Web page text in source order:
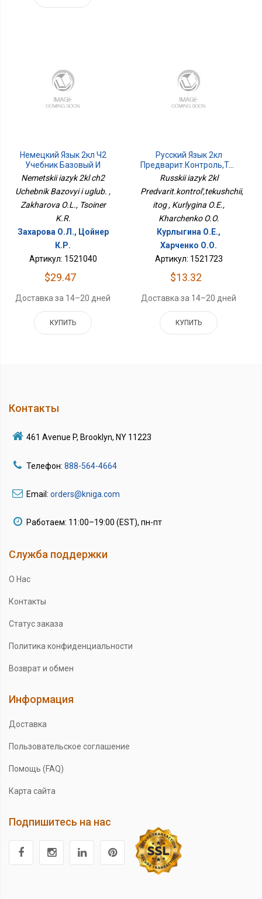
Немецкий Язык 2кл Ч2
Учебник Базовый И
Углуб.
Nemetskii iazyk 2kl ch2
Uchebnik Bazovyi i uglub. ,
Zakharova O.L., Tsoiner
K.R.
Захарова О.Л., Цойнер
К.Р.
Артикул: 1521040
$29.47
Доставка за 14–20 дней
КУПИТЬ
Русский Язык 2кл
Предварит.контроль,текущий,
Итог
Russkii iazyk 2kl
Predvarit.kontrol',tekushchii,
itog , Kurlygina O.E.,
Kharchenko O.O.
Курлыгина О.Е.,
Харченко О.О.
Артикул: 1521723
$13.32
Доставка за 14–20 дней
КУПИТЬ
Контакты
461 Avenue P, Brooklyn, NY 11223
Телефон: 888-564-4664
Email: orders@kniga.com
Работаем: 11:00–19:00 (EST), пн-пт
Служба поддержки
О Нас
Контакты
Статус заказа
Политика конфиденциальности
Возврат и обмен
Информация
Доставка
Пользовательское соглашение
Помощь (FAQ)
Карта сайта
Подпишитесь на нас